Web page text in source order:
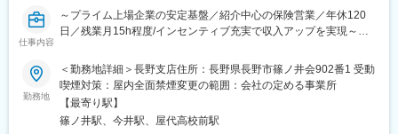
ンの実務未経験の方でも、入社後に所定の研修を実施し、専門知
識や営業スキルは習得できるため安心して就業いただけます。FP
担当1人あたり月平均で1回2時間程度の商談機会が20回ほどあり
■本ポジションの魅力：
・平均歩合(生命保険販売)：一般職：70万円／主任職：120万円／
係長職：185万 ※年間／2020年実績
仕事内容
～プライム上場企業の安定基盤／紹介中心の保険営業／年休120
日／残業月15h程度/インセンティブ充実で収入アップを実現～
■職務概要：
当社は累計引渡し棟数14万棟超を誇る低価格×良品質住宅のリー
ディングカンパニーです。
生命保険の提案先を自ら開拓する営業ではなく、住宅購入を検討
するお客様のライフプラン設計から関わる営業スタイルです。
勤務地
＜勤務地詳細＞長野支店住所：長野県長野市篠ノ井会902番1 受動
喫煙対策：屋内全面禁煙変更の範囲：会社の定める事業所
【最寄り駅】
篠ノ井駅、今井駅、屋代高校前駅